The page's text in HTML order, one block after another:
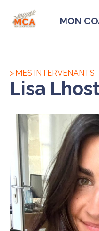
MON
> MES INTERVENANTS
Lisa